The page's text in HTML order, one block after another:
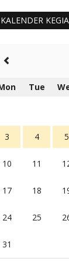
KALENDER
Tue
3 4 5
10 11
17 18
24 25
31